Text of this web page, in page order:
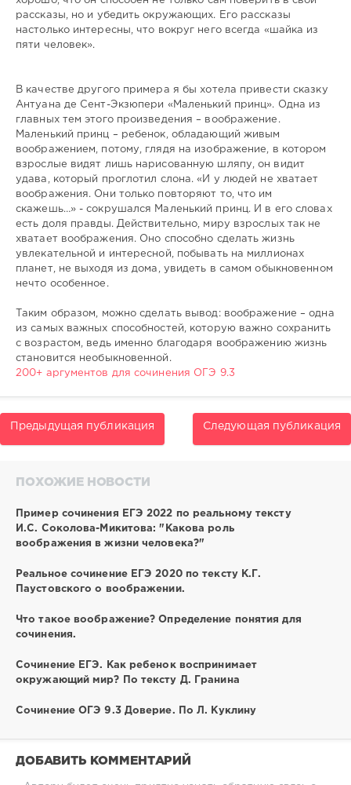
рассказы, но и убедить окружающих. Его рассказы
настолько интересны, что вокруг него всегда «шайка из
пяти человек».
В качестве другого примера я бы хотела привести сказку
Антуана де Сент-Экзюпери «Маленький принц». Одна из
главных тем этого произведения – воображение.
Маленький принц – ребенок, обладающий живым
воображением, потому, глядя на изображение, в котором
взрослые видят лишь нарисованную шляпу, он видит
удава, который проглотил слона. «И у людей не хватает
воображения. Они только повторяют то, что им
скажешь…» - сокрушался Маленький принц. И в его словах
есть доля правды. Действительно, миру взрослых так не
хватает воображения. Оно способно сделать жизнь
увлекательной и интересной, побывать на миллионах
планет, не выходя из дома, увидеть в самом обыкновенном
нечто особенное.
Таким образом, можно сделать вывод: воображение – одна
из самых важных способностей, которую важно сохранить
с возрастом, ведь именно благодаря воображению жизнь
становится необыкновенной.
200+ аргументов для сочинения ОГЭ 9.3
Предыдущая публикация Следующая публикация
ПОХОЖИЕ НОВОСТИ
Пример сочинения ЕГЭ 2022 по реальному тексту
И.С. Соколова-Микитова: "Какова роль
воображения в жизни человека?"
Реальное сочинение ЕГЭ 2020 по тексту К.Г.
Паустовского о воображении.
Что такое воображение? Определение понятия для
сочинения.
Сочинение ЕГЭ. Как ребенок воспринимает
окружающий мир? По тексту Д. Гранина
Сочинение ОГЭ 9.3 Доверие. По Л. Куклину
ДОБАВИТЬ КОММЕНТАРИЙ